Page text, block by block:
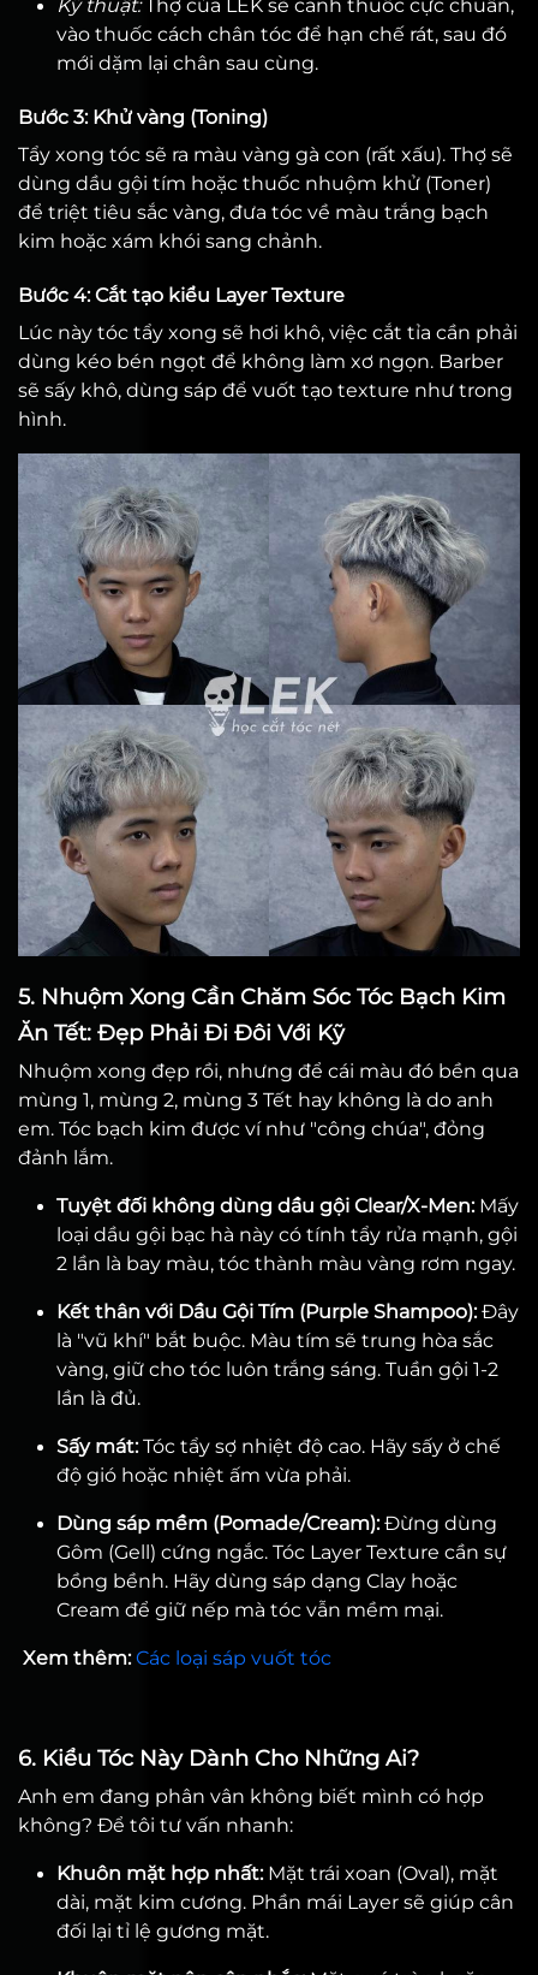
Kỹ thuật:Thợ của LEK sẽ canh thuốc cực chuẩn,
vào thuốc cách chân tóc để hạn chế rát, sau đó
mới dặm lại chân sau cùng.
Bước 3: Khử vàng (Toning)
Tẩy xong tóc sẽ ra màu vàng gà con (rất xấu). Thợ sẽ
dùng dầu gội tím hoặc thuốc nhuộm khử (Toner)
để triệt tiêu sắc vàng, đưa tóc về màu trắng bạch
kim hoặc xám khói sang chảnh.
Bước 4: Cắt tạo kiểu Layer Texture
Lúc này tóc tẩy xong sẽ hơi khô, việc cắt tỉa cần phải
dùng kéo bén ngọt để không làm xơ ngọn. Barber
sẽ sấy khô, dùng sáp để vuốt tạo texture như trong
hình.
5. Nhuộm Xong Cần Chăm Sóc Tóc Bạch Kim
Ăn Tết: Đẹp Phải Đi Đôi Với Kỹ
Nhuộm xong đẹp rồi, nhưng để cái màu đó bền qua
mùng 1, mùng 2, mùng 3 Tết hay không là do anh
em. Tóc bạch kim được ví như "công chúa", đỏng
đảnh lắm.
Tuyệt đối không dùng dầu gội Clear/X-Men:Mấy
loại dầu gội bạc hà này có tính tẩy rửa mạnh, gội
2 lần là bay màu, tóc thành màu vàng rơm ngay.
Kết thân với Dầu Gội Tím (Purple Shampoo):Đây
là "vũ khí" bắt buộc. Màu tím sẽ trung hòa sắc
vàng, giữ cho tóc luôn trắng sáng. Tuần gội 1-2
lần là đủ.
Sấy mát:Tóc tẩy sợ nhiệt độ cao. Hãy sấy ở chế
độ gió hoặc nhiệt ấm vừa phải.
Dùng sáp mềm (Pomade/Cream):Đừng dùng
Gôm (Gell) cứng ngắc. Tóc Layer Texture cần sự
bồng bềnh. Hãy dùng sáp dạng Clay hoặc
Cream để giữ nếp mà tóc vẫn mềm mại.
Xem thêm: Các loại sáp vuốt tóc
6. Kiểu Tóc Này Dành Cho Những Ai?
Anh em đang phân vân không biết mình có hợp
không? Để tôi tư vấn nhanh:
Khuôn mặt hợp nhất:Mặt trái xoan (Oval), mặt
dài, mặt kim cương. Phần mái Layer sẽ giúp cân
đối lại tỉ lệ gương mặt.